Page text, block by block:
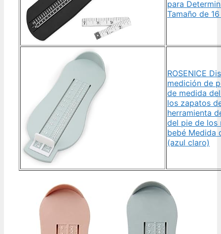
para
Tamaño de
ROSENICE
medición de
de medida
los zapatos
herramienta
del pie de los
bebé Medida
(azul claro)